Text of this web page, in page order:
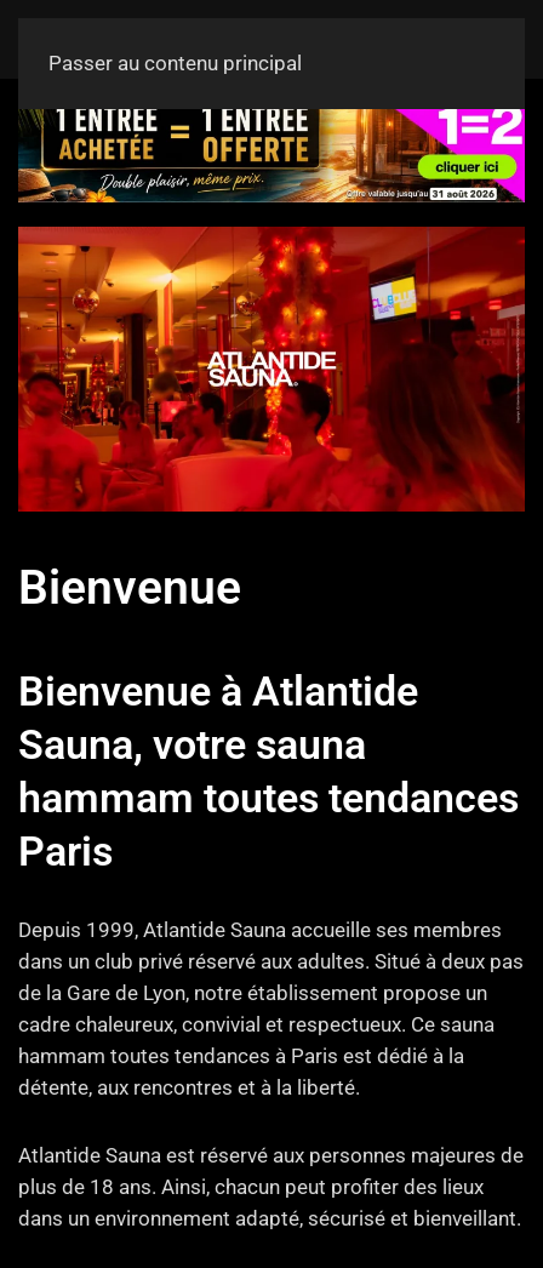
Passer au contenu principal
Bienvenue
Bienvenue à Atlantide
Sauna, votre sauna
hammam toutes tendances
Paris
Depuis 1999, Atlantide Sauna accueille ses membres
dans un club privé réservé aux adultes. Situé à deux pas
de la Gare de Lyon, notre établissement propose un
cadre chaleureux, convivial et respectueux. Ce sauna
hammam toutes tendances à Paris est dédié à la
détente, aux rencontres et à la liberté.
Atlantide Sauna est réservé aux personnes majeures de
plus de 18 ans. Ainsi, chacun peut profiter des lieux
dans un environnement adapté, sécurisé et bienveillant.